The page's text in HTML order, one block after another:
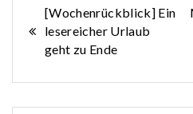
[Wochenrückblick] Ein
lesereicher Urlaub
geht zu Ende